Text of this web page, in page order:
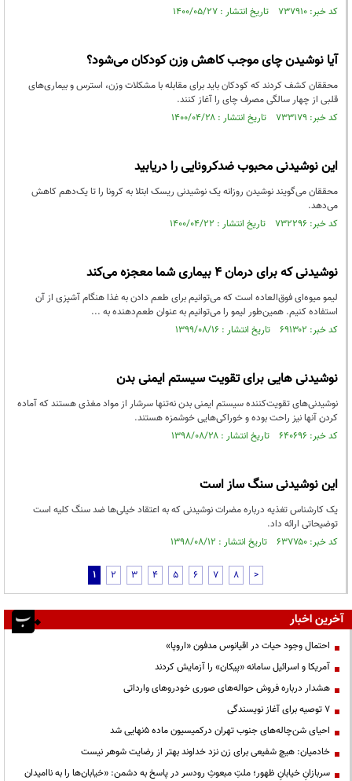
کد خبر: ۷۳۷۹۱۰ تاریخ انتشار : ۱۴۰۰/۰۵/۲۷
آیا نوشیدن چای موجب کاهش وزن کودکان می‌شود؟
محققان کشف کردند که کودکان باید برای مقابله با مشکلات وزن، استرس و بیماری‌های
قلبی از چهار سالگی مصرف چای را آغاز کنند.
کد خبر: ۷۳۳۱۷۹ تاریخ انتشار : ۱۴۰۰/۰۴/۲۸
این نوشیدنی محبوب ضدکرونایی را دریابید
محققان می‌گویند نوشیدن روزانه یک نوشیدنی ریسک ابتلا به کرونا را تا یک‌دهم کاهش
می‌دهد.
کد خبر: ۷۳۲۲۹۶ تاریخ انتشار : ۱۴۰۰/۰۴/۲۲
نوشیدنی که برای درمان ۴ بیماری شما معجزه می‌کند
لیمو میوه‌ای فوق‌العاده است که می‌توانیم برای طعم دادن به غذا هنگام آشپزی از آن
استفاده کنیم. همین‌طور لیمو را می‌توانیم به عنوان طعم‌دهنده به ...
کد خبر: ۶۹۱۳۰۲ تاریخ انتشار : ۱۳۹۹/۰۸/۱۶
نوشیدنی هایی برای تقویت سیستم ایمنی بدن
نوشیدنی‌های تقویت‌کننده سیستم ایمنی بدن نه‌تنها سرشار از مواد مغذی هستند که آماده
کردن آنها نیز راحت بوده و خوراکی‌هایی خوشمزه هستند.
کد خبر: ۶۴۰۶۹۶ تاریخ انتشار : ۱۳۹۸/۰۸/۲۸
این نوشیدنی سنگ‌ ساز است
یک کارشناس تغذیه درباره مضرات نوشیدنی که به اعتقاد خیلی‌ها ضد سنگ کلیه است
توضیحاتی ارائه داد.
کد خبر: ۶۳۷۷۵۰ تاریخ انتشار : ۱۳۹۸/۰۸/۱۲
1 2 3 4 5 6 7 8 >
آخرین اخبار
احتمال وجود حیات در اقیانوس مدفون «اروپا»
آمریکا و اسرائیل سامانه «پیکان» را آزمایش کردند
هشدار درباره فروش حواله‌های صوری خودروهای وارداتی
۷ توصیه برای آغاز نویسندگی
احیای شن‌چاله‌های جنوب تهران درکمیسیون ماده ۵نهایی شد
خادمیان: هیچ شفیعی برای زن نزد خداوند بهتر از رضایت شوهر نیست
سربازانِ خیابانِ ظهور؛ ملتِ مبعوثِ رودسر در پاسخ به دشمن: «خیابان‌ها را به ناامیدان